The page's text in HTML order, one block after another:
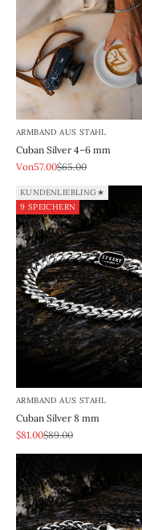
ARMBAND AUS STAHL
Cuban Silver 4–6 mm
REA-pris
Von57.00Pris
$65.00
KUNDENLIEBLING★
9 SPEICHERN
ARMBAND AUS STAHL
Cuban Silver 8 mm
REA-pris
$81.00Pris
$89.00